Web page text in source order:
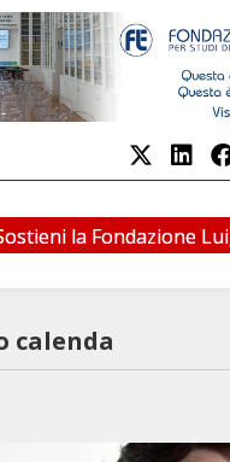
la Fondazione
calenda